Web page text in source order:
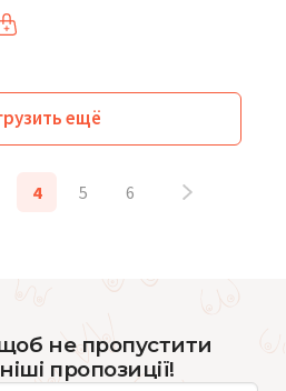
ещё
4 5 6
не пропустити
пропозиції!